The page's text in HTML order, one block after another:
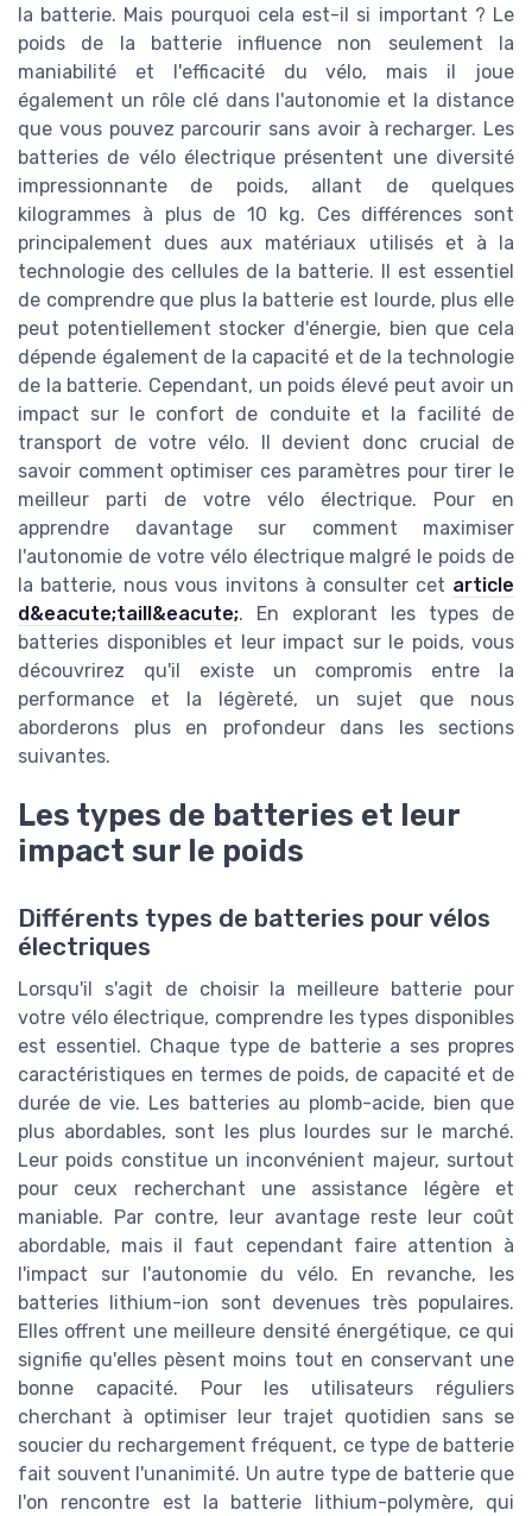
la batterie. Mais pourquoi cela est-il si important ? Le
poids de la batterie influence non seulement la
maniabilité et l'efficacité du vélo, mais il joue
également un rôle clé dans l'autonomie et la distance
que vous pouvez parcourir sans avoir à recharger. Les
batteries de vélo électrique présentent une diversité
impressionnante de poids, allant de quelques
kilogrammes à plus de 10 kg. Ces différences sont
principalement dues aux matériaux utilisés et à la
technologie des cellules de la batterie. Il est essentiel
de comprendre que plus la batterie est lourde, plus elle
peut potentiellement stocker d'énergie, bien que cela
dépende également de la capacité et de la technologie
de la batterie. Cependant, un poids élevé peut avoir un
impact sur le confort de conduite et la facilité de
transport de votre vélo. Il devient donc crucial de
savoir comment optimiser ces paramètres pour tirer le
meilleur parti de votre vélo électrique. Pour en
apprendre davantage sur comment maximiser
l'autonomie de votre vélo électrique malgré le poids de
la batterie, nous vous invitons à consulter cet article
d&eacute;taill&eacute;. En explorant les types de
batteries disponibles et leur impact sur le poids, vous
découvrirez qu'il existe un compromis entre la
performance et la légèreté, un sujet que nous
aborderons plus en profondeur dans les sections
suivantes.
Les types de batteries et leur
impact sur le poids
Différents types de batteries pour vélos
électriques
Lorsqu'il s'agit de choisir la meilleure batterie pour
votre vélo électrique, comprendre les types disponibles
est essentiel. Chaque type de batterie a ses propres
caractéristiques en termes de poids, de capacité et de
durée de vie. Les batteries au plomb-acide, bien que
plus abordables, sont les plus lourdes sur le marché.
Leur poids constitue un inconvénient majeur, surtout
pour ceux recherchant une assistance légère et
maniable. Par contre, leur avantage reste leur coût
abordable, mais il faut cependant faire attention à
l'impact sur l'autonomie du vélo. En revanche, les
batteries lithium-ion sont devenues très populaires.
Elles offrent une meilleure densité énergétique, ce qui
signifie qu'elles pèsent moins tout en conservant une
bonne capacité. Pour les utilisateurs réguliers
cherchant à optimiser leur trajet quotidien sans se
soucier du rechargement fréquent, ce type de batterie
fait souvent l'unanimité. Un autre type de batterie que
l'on rencontre est la batterie lithium-polymère, qui